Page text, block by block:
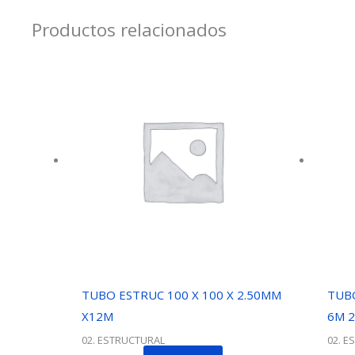
Productos relacionados
TUBO ESTRUC 100 X 100 X 2.50MM
X12M
02. ESTRUCTURAL
6M
02.